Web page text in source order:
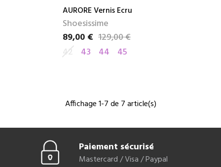
AURORE Vernis Ecru
Shoesissime
Prix
89,00 €
Prix de base129,00 €
42
43 44 45
Affichage 1-7 de 7 article(s)
Paiement sécurisé
Mastercard / Visa / Paypal